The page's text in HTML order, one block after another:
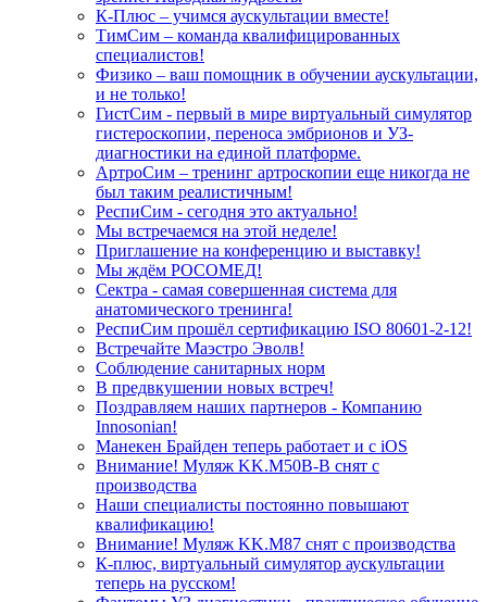
К-Плюс – учимся аускультации вместе!
ТимСим – команда квалифицированных
специалистов!
Физико – ваш помощник в обучении аускультации,
и не только!
ГистСим - первый в мире виртуальный симулятор
гистероскопии, переноса эмбрионов и УЗ-
диагностики на единой платформе.
АртроСим – тренинг артроскопии еще никогда не
был таким реалистичным!
РеспиСим - сегодня это актуально!
Мы встречаемся на этой неделе!
Приглашение на конференцию и выставку!
Мы ждём РОСОМЕД!
Сектра - самая совершенная система для
анатомического тренинга!
РеспиСим прошёл сертификацию ISO 80601-2-12!
Встречайте Маэстро Эволв!
Соблюдение санитарных норм
В предвкушении новых встреч!
Поздравляем наших партнеров - Компанию
Innosonian!
Манекен Брайден теперь работает и с iOS
Внимание! Муляж KK.M50B-B снят с
производства
Наши специалисты постоянно повышают
квалификацию!
Внимание! Муляж KK.M87 снят с производства
К-плюс, виртуальный симулятор аускультации
теперь на русском!